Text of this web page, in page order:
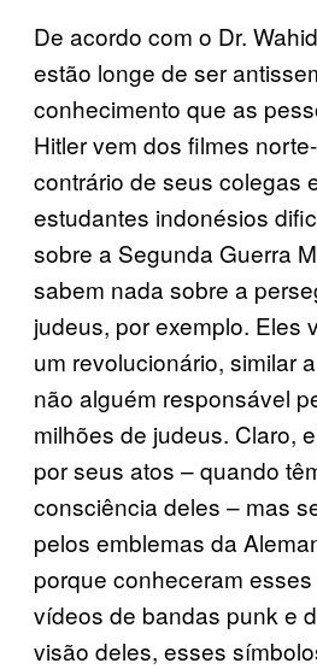
De acordo com o Dr.
estão longe de ser
conhecimento que as
Hitler vem dos filmes
contrário de seus colegas
estudantes indonésios
sobre a Segunda Guerra
sabem nada sobre a
judeus, por exemplo. Eles
um revolucionário, similar
não alguém responsável
milhões de judeus. Claro,
por seus atos – quando
consciência deles – mas
pelos emblemas da
porque conheceram
vídeos de bandas punk e
visão deles, esses